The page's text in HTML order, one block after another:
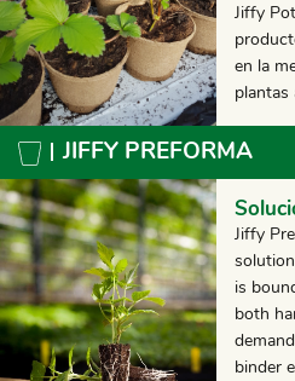
Jiffy
en la
plantas
JIFFY PREFORMA
Jiffy
is
both
binder